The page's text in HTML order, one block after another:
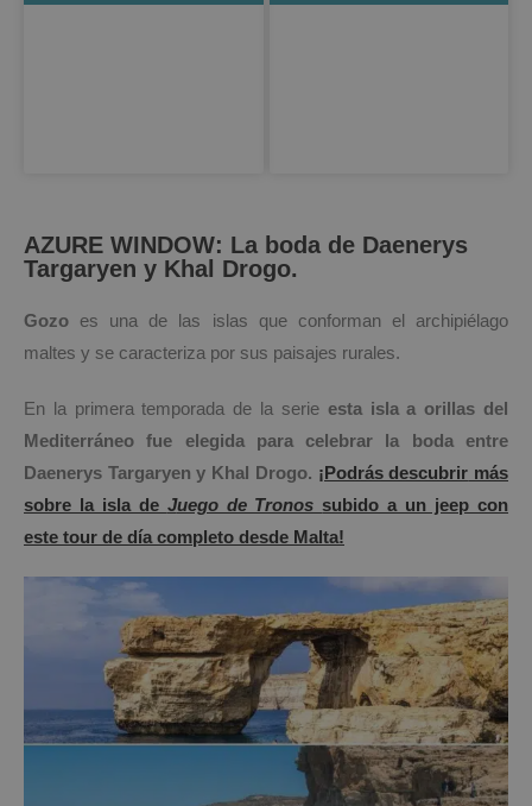
AZURE WINDOW: La boda de Daenerys
Targaryen y Khal Drogo.
Gozo es una de las islas que conforman el archipiélago
maltes y se caracteriza por sus paisajes rurales.
En la primera temporada de la serie esta isla a orillas del
Mediterráneo fue elegida para celebrar la boda entre
Daenerys Targaryen y Khal Drogo. ¡Podrás descubrir más
sobre la isla de Juego de Tronos subido a un jeep con
este tour de día completo desde Malta!